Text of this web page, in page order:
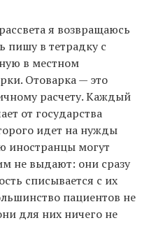
я возвращаюсь
пишу в тетрадку с
в местном
Отоварка — это
расчету. Каждый
от государства
идет на нужды
иностранцы могут
не выдают: они сразу
списывается с их
пациентов не
для них ничего не